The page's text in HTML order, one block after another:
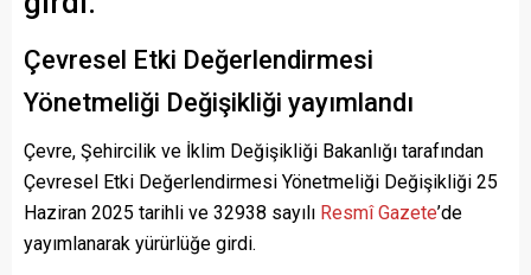
Çevresel Etki Değerlendirmesi
Yönetmeliği Değişikliği yayımlandı
Çevre, Şehircilik ve İklim Değişikliği Bakanlığı tarafından
Çevresel Etki Değerlendirmesi Yönetmeliği Değişikliği 25
Haziran 2025 tarihli ve 32938 sayılı Resmî Gazete’de
yayımlanarak yürürlüğe girdi.